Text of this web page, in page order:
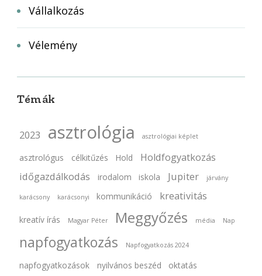
Vállalkozás
Vélemény
Témák
2023 asztrológia asztrológiai képlet
asztrológus célkitűzés Hold
Holdfogyatkozás
időgazdálkodás
irodalom iskola Jupiter járvány
karácsony karácsonyi kommunikáció kreativitás
kreatív írás Magyar Péter Meggyőzés média Nap
napfogyatkozás Napfogyatkozás 2024
napfogyatkozások nyilvános beszéd oktatás